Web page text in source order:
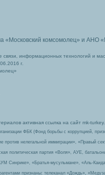
«Московский комсомолец» и АНО
информационных технологий и
г.
активная ссылка на сайт mk-
ФБК (Фонд борьбы с коррупцией,
против нелегальной иммиграции»,
политическая партия «Воля», АУЕ,
Синрике», «Братья-мусульмане», «Аль-
признаны: телеканал «Дождь»,